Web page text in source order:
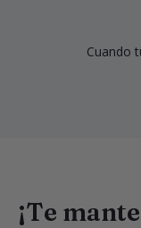
Cuando
¡Te